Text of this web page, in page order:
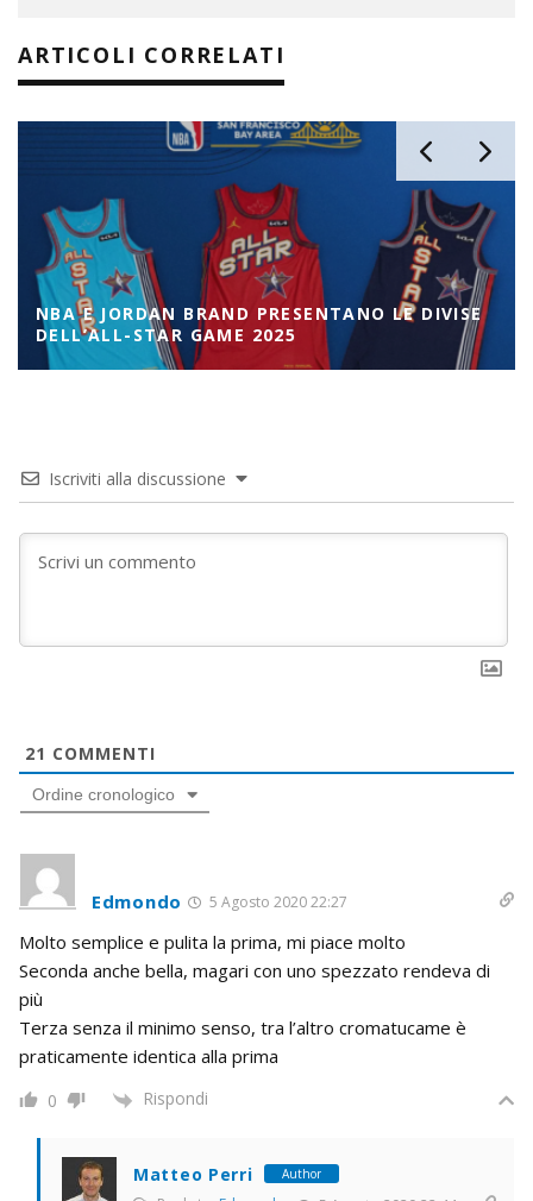
ARTICOLI CORRELATI
NBA E JORDAN BRAND PRESENTANO LE DIVISE
DELL’ALL-STAR GAME 2025
Iscriviti alla discussione
21 COMMENTI
Ordine cronologico
Edmondo 5 Agosto 2020 22:27
Molto semplice e pulita la prima, mi piace molto
Seconda anche bella, magari con uno spezzato rendeva di
più
Terza senza il minimo senso, tra l’altro cromatucame è
praticamente identica alla prima
0 Rispondi
Matteo Perri Author